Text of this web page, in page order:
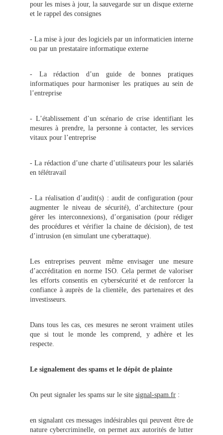
pour les mises à jour, la sauvegarde sur un disque externe
et le rappel des consignes
- La mise à jour des logiciels par un informaticien interne
ou par un prestataire informatique externe
- La rédaction d’un guide de bonnes pratiques
informatiques pour harmoniser les pratiques au sein de
l’entreprise
- L’établissement d’un scénario de crise identifiant les
mesures à prendre, la personne à contacter, les services
vitaux pour l’entreprise
- La rédaction d’une charte d’utilisateurs pour les salariés
en télétravail
- La réalisation d’audit(s) : audit de configuration (pour
augmenter le niveau de sécurité), d’architecture (pour
gérer les interconnexions), d’organisation (pour rédiger
des procédures et vérifier la chaine de décision), de test
d’intrusion (en simulant une cyberattaque).
Les entreprises peuvent même envisager une mesure
d’accréditation en norme ISO. Cela permet de valoriser
les efforts consentis en cybersécurité et de renforcer la
confiance à auprès de la clientèle, des partenaires et des
investisseurs.
Dans tous les cas, ces mesures ne seront vraiment utiles
que si tout le monde les comprend, y adhère et les
respecte.
Le signalement des spams et le dépôt de plainte
On peut signaler les spams sur le site signal-spam.fr :
en signalant ces messages indésirables qui peuvent être de
nature cybercriminelle, on permet aux autorités de lutter